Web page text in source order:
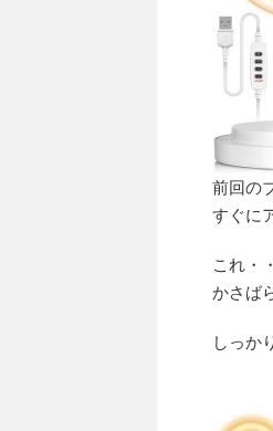
前回の
すぐに
これ・
かさば
しっか